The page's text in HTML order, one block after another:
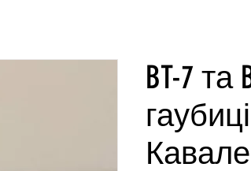
BT-7 та